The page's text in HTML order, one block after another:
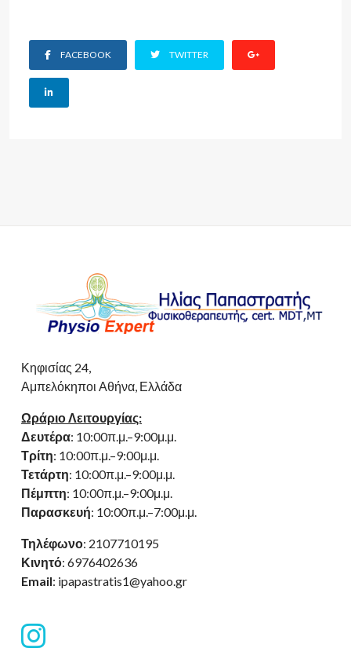
FACEBOOK TWITTER
Κηφισίας 24,
Αμπελόκηποι Αθήνα, Ελλάδα
Ωράριο Λειτουργίας:
Δευτέρα: 10:00π.μ.–9:00μ.μ.
Τρίτη: 10:00π.μ.–9:00μ.μ.
Τετάρτη: 10:00π.μ.–9:00μ.μ.
Πέμπτη: 10:00π.μ.–9:00μ.μ.
Παρασκευή: 10:00π.μ.–7:00μ.μ.
Τηλέφωνο: 2107710195
Κινητό: 6976402636
Email: ipapastratis1@yahoo.gr